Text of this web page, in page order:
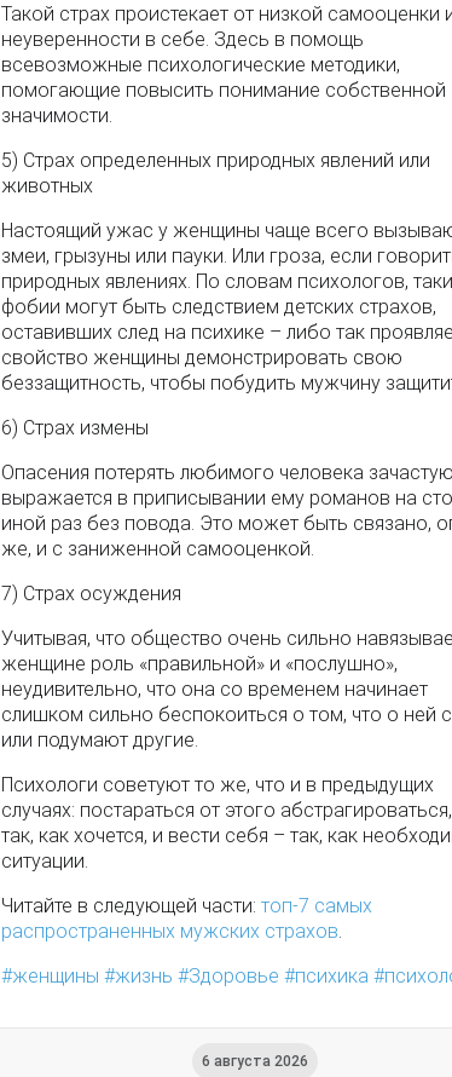
Такой страх проистекает от низкой самооценки
неуверенности в себе. Здесь в помощь
всевозможные психологические методики,
помогающие повысить понимание собственной
значимости.
5) Страх определенных природных явлений или
животных
Настоящий ужас у женщины чаще всего
змеи, грызуны или пауки. Или гроза, если
природных явлениях. По словам психологов,
фобии могут быть следствием детских страхов,
оставивших след на психике – либо так
свойство женщины демонстрировать свою
беззащитность, чтобы побудить мужчину
6) Страх измены
Опасения потерять любимого человека
выражается в приписывании ему романов на
иной раз без повода. Это может быть связано,
же, и с заниженной самооценкой.
7) Страх осуждения
Учитывая, что общество очень сильно
женщине роль «правильной» и «послушно»,
неудивительно, что она со временем начинает
слишком сильно беспокоиться о том, что о ней
или подумают другие.
Психологи советуют то же, что и в предыдущих
случаях: постараться от этого
так, как хочется, и вести себя – так, как
ситуации.
Читайте в следующей части: топ-7 самых
распространенных мужских страхов
женщины
жизнь Здоровье психика
6 августа 2026